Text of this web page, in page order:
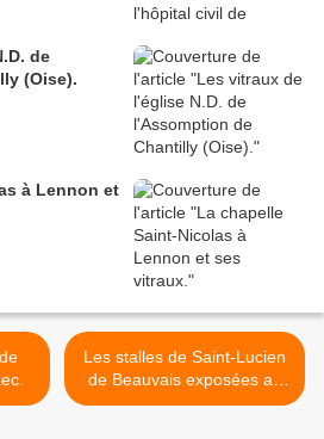
de
(Oise).
à Lennon et
Les stalles de Saint-Lucien
de Beauvais exposées au
Musée de Cluny. >